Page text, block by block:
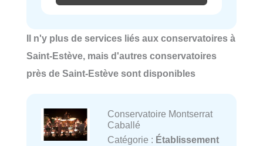
Il n'y plus de services liés aux conservatoires à
Saint-Estève, mais d'autres conservatoires
près de Saint-Estève sont disponibles
Conservatoire Montserrat
Caballé
Catégorie : Établissement